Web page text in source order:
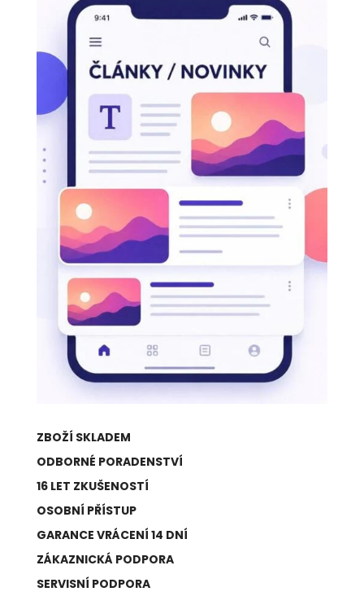
ZBOŽÍ SKLADEM
ODBORNÉ PORADENSTVÍ
16 LET ZKUŠENOSTÍ
OSOBNÍ PŘÍSTUP
GARANCE VRÁCENÍ 14 DNÍ
ZÁKAZNICKÁ PODPORA
SERVISNÍ PODPORA